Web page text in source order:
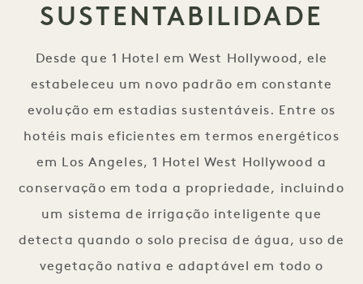
SUSTENTABILIDADE
Desde que 1 Hotel em West Hollywood, ele
estabeleceu um novo padrão em constante
evolução em estadias sustentáveis. Entre os
hotéis mais eficientes em termos energéticos
em Los Angeles, 1 Hotel West Hollywood a
conservação em toda a propriedade, incluindo
um sistema de irrigação inteligente que
detecta quando o solo precisa de água, uso de
vegetação nativa e adaptável em todo o